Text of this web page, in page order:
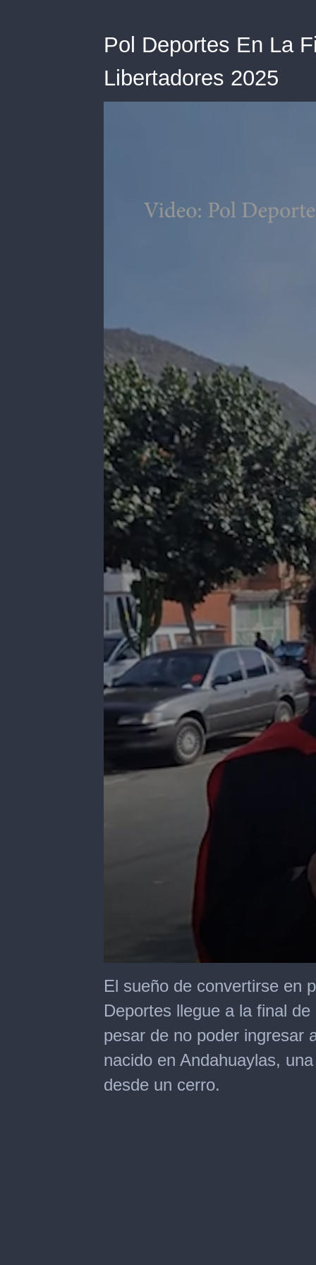
Pol Deportes En La
Libertadores 2025
seconds
of
minute,
seconds
El sueño de convertirse en
Deportes llegue a la final
pesar de no poder ingresar
nacido en Andahuaylas,
desde un cerro.